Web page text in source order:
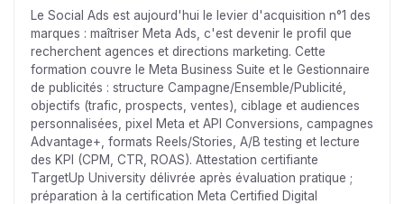
Le Social Ads est aujourd'hui le levier d'acquisition n°1 des
marques : maîtriser Meta Ads, c'est devenir le profil que
recherchent agences et directions marketing. Cette
formation couvre le Meta Business Suite et le Gestionnaire
de publicités : structure Campagne/Ensemble/Publicité,
objectifs (trafic, prospects, ventes), ciblage et audiences
personnalisées, pixel Meta et API Conversions, campagnes
Advantage+, formats Reels/Stories, A/B testing et lecture
des KPI (CPM, CTR, ROAS). Attestation certifiante
TargetUp University délivrée après évaluation pratique ;
préparation à la certification Meta Certified Digital